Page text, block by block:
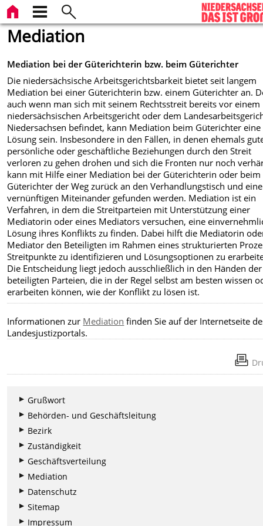
Mediation
Mediation bei der Güterichterin bzw. beim Güterichter
Die niedersächsische Arbeitsgerichtsbarkeit bietet seit langem
Mediation bei einer Güterichterin bzw. einem Güterichter an.
auch wenn man sich mit seinem Rechtsstreit bereits vor einem
niedersächsischen Arbeitsgericht oder dem
Niedersachsen befindet, kann Mediation beim Güterichter eine
Lösung sein. Insbesondere in den Fällen, in denen ehemals
persönliche oder geschäftliche Beziehungen durch den Streit
verloren zu gehen drohen und sich die Fronten nur noch
kann mit Hilfe einer Mediation bei der Güterichterin oder beim
Güterichter der Weg zurück an den Verhandlungstisch und
vernünftigen Miteinander gefunden werden. Mediation ist ein
Verfahren, in dem die Streitparteien mit Unterstützung einer
Mediatorin oder eines Mediators versuchen, eine
Lösung ihres Konflikts zu finden. Dabei hilft die Mediatorin
Mediator den Beteiligten im Rahmen eines strukturierten
Streitpunkte zu identifizieren und Lösungsoptionen zu
Die Entscheidung liegt jedoch ausschließlich in den Händen der
beteiligten Parteien, die in der Regel selbst am besten wissen
erarbeiten können, wie der Konflikt zu lösen ist.
Informationen zur Mediation finden Sie auf der Internetseite
Landesjustizportals.
Grußwort
Behörden- und Geschäftsleitung
Bezirk
Zuständigkeit
Geschäftsverteilung
Mediation
Datenschutz
Sitemap
Impressum